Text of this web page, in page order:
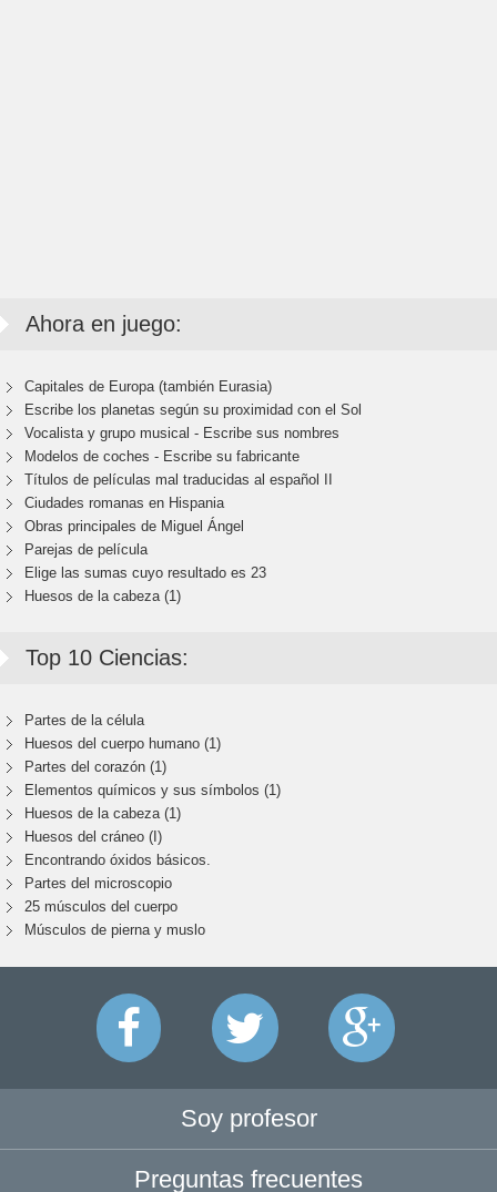
Ahora en juego:
Capitales de Europa (también Eurasia)
Escribe los planetas según su proximidad con el Sol
Vocalista y grupo musical - Escribe sus nombres
Modelos de coches - Escribe su fabricante
Títulos de películas mal traducidas al español II
Ciudades romanas en Hispania
Obras principales de Miguel Ángel
Parejas de película
Elige las sumas cuyo resultado es 23
Huesos de la cabeza (1)
Top 10 Ciencias:
Partes de la célula
Huesos del cuerpo humano (1)
Partes del corazón (1)
Elementos químicos y sus símbolos (1)
Huesos de la cabeza (1)
Huesos del cráneo (I)
Encontrando óxidos básicos.
Partes del microscopio
25 músculos del cuerpo
Músculos de pierna y muslo
Soy profesor
Preguntas frecuentes